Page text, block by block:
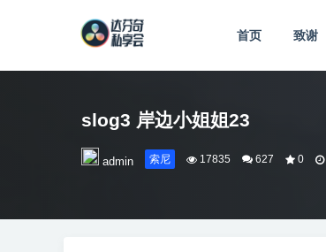
首页 致谢
slog3 岸边小姐姐23
admin 索尼 17835 627 0